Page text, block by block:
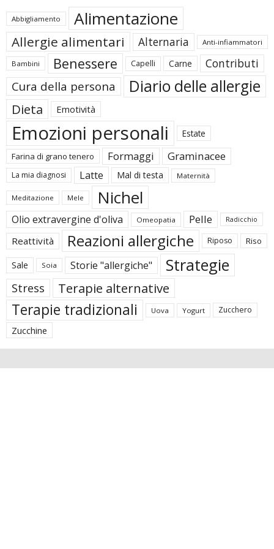
Abbigliamento Alimentazione
Allergie alimentari Alternaria Anti-infiammatori
Bambini Benessere Capelli Carne Contributi
Cura della persona Diario delle allergie
Dieta Emotività
Emozioni personali Estate
Farina di grano tenero Formaggi Graminacee
La mia diagnosi Latte Mal di testa Maternità
Meditazione Mele Nichel
Olio extravergine d'oliva Omeopatia Pelle Radicchio
Reattività Reazioni allergiche Riposo Riso
Sale Soia Storie "allergiche" Strategie
Stress Terapie alternative
Terapie tradizionali Uova Yogurt Zucchero
Zucchine